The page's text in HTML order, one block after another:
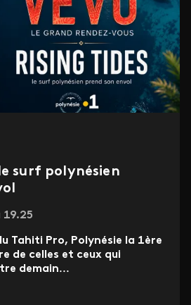
surf polynésien
Tahiti Pro, Polynésie la 1ère
de celles et ceux qui
demain...